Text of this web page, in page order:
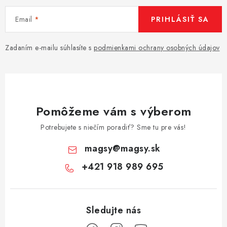
Email
Zadaním e-mailu súhlasíte s podmienkami ochrany osobných údajov
PRIHLÁSIŤ SA
Pomôžeme vám s výberom
Potrebujete s niečím poradiť? Sme tu pre vás!
magsy@magsy.sk
+421 918 989 695